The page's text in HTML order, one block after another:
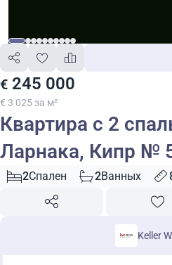
€ 245 000
€ 3 025 за м²
Квартира с 2
Ларнака, Кипр №
2Спален 2Ванных
Keller